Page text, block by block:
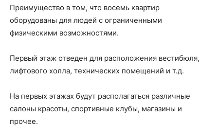
Преимущество в том, что восемь квартир
оборудованы для людей с ограниченными
физическими возможностями.
Первый этаж отведен для расположения вестибюля,
лифтового холла, технических помещений и т.д.
На первых этажах будут располагаться различные
салоны красоты, спортивные клубы, магазины и
прочее.